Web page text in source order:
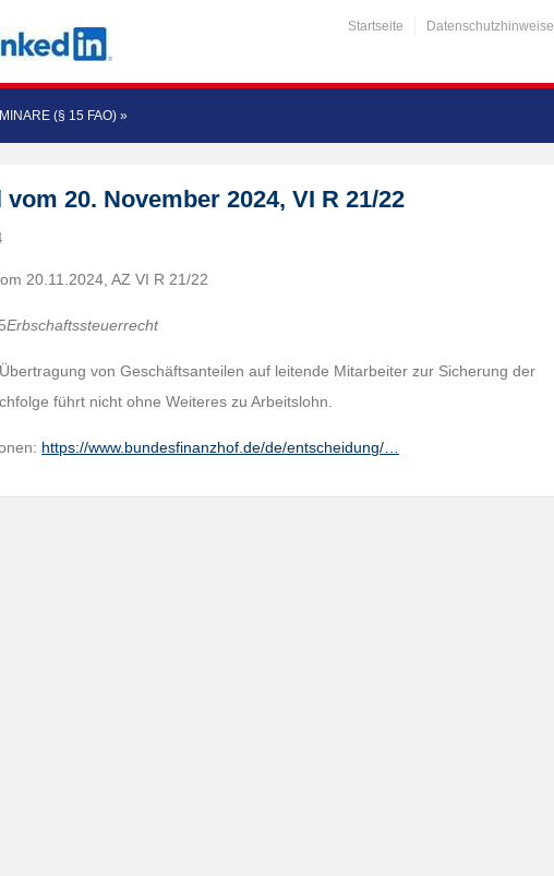
Startseite Datenschutzhinweise
(§ 15 FAO) »
20. November 2024, VI R 21/22
20.11.2024, AZ VI R 21/22
Erbschaftssteuerrecht
von Geschäftsanteilen auf leitende Mitarbeiter zur Sicherung der
führt nicht ohne Weiteres zu Arbeitslohn.
https://www.bundesfinanzhof.de/de/entscheidung/…